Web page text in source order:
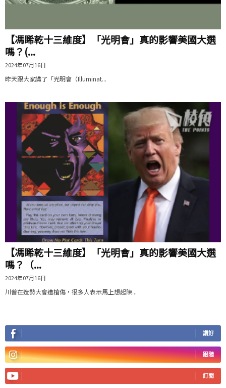
【馮睎乾十三維度】「光明會」真的影響美國大選
嗎？(...
2024年07月16日
昨天跟大家講了「光明會（Illuminat...
【馮睎乾十三維度】「光明會」真的影響美國大選
嗎？（...
2024年07月16日
川普在造勢大會遭槍傷，很多人表示馬上想起陳...
讚好
跟隨
訂閱